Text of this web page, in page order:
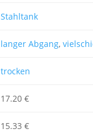
Stahltank
langer Abgang,
trocken
17.20 €
15.33 €